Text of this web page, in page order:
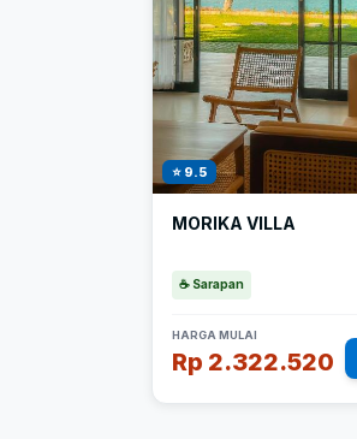
⭐ 9.5
MORIKA VILLA
☕ Sarapan
HARGA MULAI
Rp 2.322.520